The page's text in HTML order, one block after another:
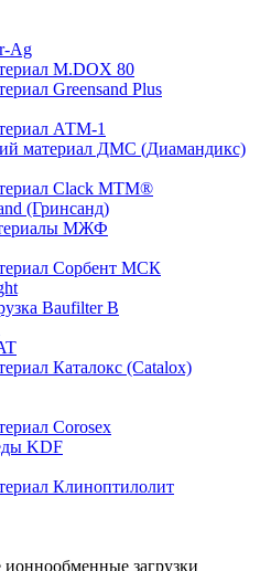
Ag
M.DOX 80
Greensand Plus
АТМ-1
материал ДМС (Диамандикс)
Clack MTM®
(Гринсанд)
МЖФ
Сорбент МСК
Baufilter B
Каталокс (Catalox)
Corosex
KDF
Клиноптилолит
загрузки